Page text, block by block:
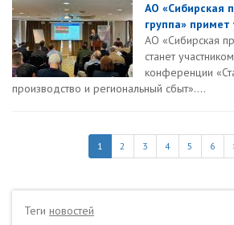
АО «Сибирская
группа» примет
АО «Сибирская
станет
конференции
производство и региональный сбыт»....
1 2 3 4 5 6
Теги новостей